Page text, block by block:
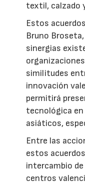
textil, calzado
Estos
Bruno
sinergias
similitudes
innovación
permitirá
tecnológica
asiáticos,
Entre las
estos
intercambio
centros